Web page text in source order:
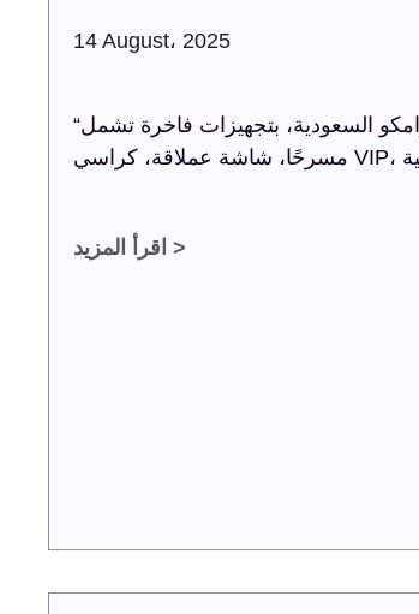
14 August، 2025
“ترفيه الشرقية” تنظم حفل تدشين الطائرة الجديدة بمطار أرامكو السعودية، بتجهيزات فاخرة تشمل
اقرأ المزيد >